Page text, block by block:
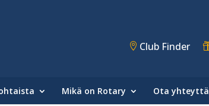
Club Finder
Mikä on Rotary Ota yhteyttä